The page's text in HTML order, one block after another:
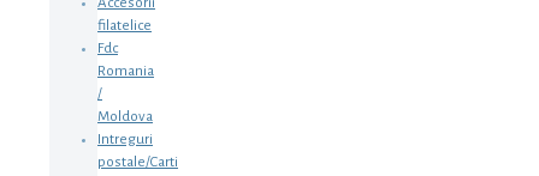
Accesorii
filatelice
Fdc
Romania
/
Moldova
Intreguri
postale/Carti